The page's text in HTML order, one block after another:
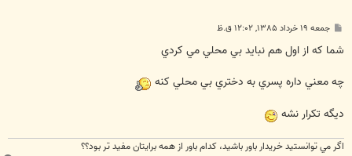
پ
ت
جمعه ۱۹ خرداد ۱۳۸۵, ۱۲:۰۲ ق.ظ
شما كه از اول هم نبايد بي محلي مي كردي
چه معني داره پسري به دختري بي محلي كنه
ديگه تكرار نشه
اگر مي توانستيد خريدار باور باشيد، كدام باور از همه برايتان مفيد تر بود؟؟